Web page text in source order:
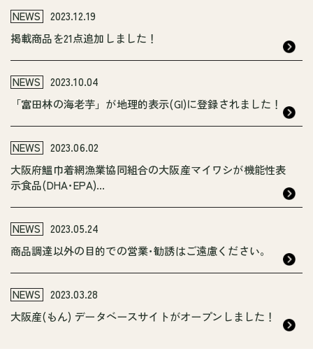
NEWS
2023.12.19
掲載商品を21点追加しました！
NEWS
2023.10.04
「富田林の海老芋」が地理的表示(GI)に登録されました！
NEWS
2023.06.02
大阪府鰮巾着網漁業協同組合の大阪産マイワシが機能性表
示食品(DHA･EPA)...
NEWS
2023.05.24
商品調達以外の目的での営業･勧誘はご遠慮ください。
NEWS
2023.03.28
大阪産(もん) データベースサイトがオープンしました！